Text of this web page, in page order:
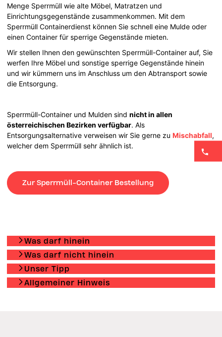
Menge Sperrmüll wie alte Möbel, Matratzen und
Einrichtungsgegenstände zusammenkommen. Mit dem
Sperrmüll Containerdienst können Sie schnell eine Mulde oder
einen Container für sperrige Gegenstände mieten.
Wir stellen Ihnen den gewünschten Sperrmüll-Container auf, Sie
werfen Ihre Möbel und sonstige sperrige Gegenstände hinein
und wir kümmern uns im Anschluss um den Abtransport sowie
die Entsorgung.
Sperrmüll-Container und Mulden sindnicht in allen
österreichischen Bezirken verfügbar. Als
Entsorgungsalternative verweisen wir Sie gerne zu Mischabfall,
welcher dem Sperrmüll sehr ähnlich ist.
Zur Sperrmüll-Container Bestellung
Was darf hinein
Was darf nicht hinein
Unser Tipp
Allgemeiner Hinweis